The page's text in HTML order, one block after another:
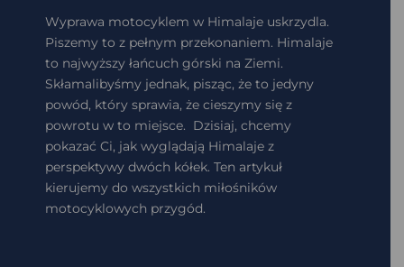
Wyprawa motocyklem w Himalaje uskrzydla.
Piszemy to z pełnym przekonaniem. Himalaje
to najwyższy łańcuch górski na Ziemi.
Skłamalibyśmy jednak, pisząc, że to jedyny
powód, który sprawia, że cieszymy się z
powrotu w to miejsce. Dzisiaj, chcemy
pokazać Ci, jak wyglądają Himalaje z
perspektywy dwóch kółek. Ten artykuł
kierujemy do wszystkich miłośników
motocyklowych przygód.